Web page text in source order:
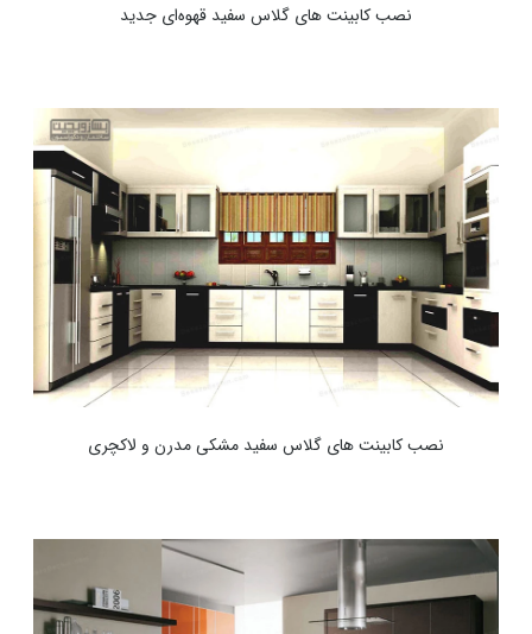
نصب کابینت های گلاس سفید قهوه‌ای جدید
نصب کابینت های گلاس سفید مشکی مدرن و لاکچری